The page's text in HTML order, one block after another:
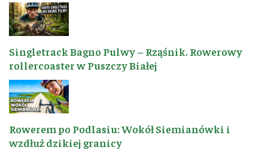
Singletrack Bagno Pulwy – Rząśnik. Rowerowy
rollercoaster w Puszczy Białej
Rowerem po Podlasiu: Wokół Siemianówki i
wzdłuż dzikiej granicy